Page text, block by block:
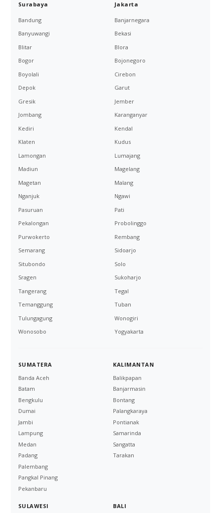
Surabaya Jakarta
Bandung
Banjarnegara
Banyuwangi
Bekasi
Blitar
Blora
Bogor
Bojonegoro
Boyolali
Cirebon
Depok
Garut
Gresik
Jember
Jombang
Karanganyar
Kediri
Kendal
Klaten
Kudus
Lamongan
Lumajang
Madiun
Magelang
Magetan
Malang
Nganjuk
Ngawi
Pasuruan
Pati
Pekalongan
Probolinggo
Purwokerto
Rembang
Semarang
Sidoarjo
Situbondo
Solo
Sragen
Sukoharjo
Tangerang
Tegal
Temanggung
Tuban
Tulungagung
Wonogiri
Wonosobo
Yogyakarta
SUMATERA
Banda Aceh
Batam
Bengkulu
Dumai
Jambi
Lampung
Medan
Padang
Palembang
Pangkal Pinang
Pekanbaru
KALIMANTAN
Balikpapan
Banjarmasin
Bontang
Palangkaraya
Pontianak
Samarinda
Sangatta
Tarakan
SULAWESI
BALI